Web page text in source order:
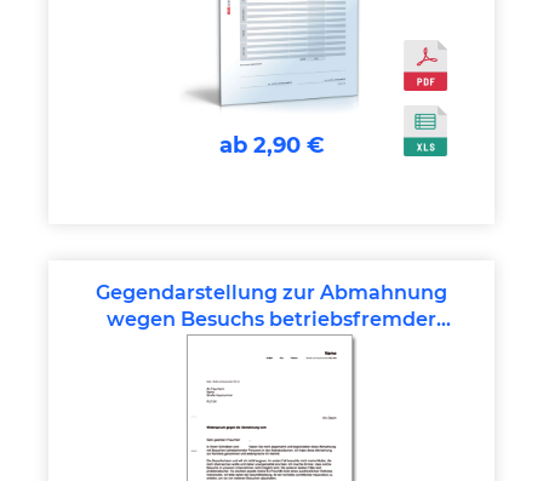
ab 2,90 €
Gegendarstellung zur Abmahnung
wegen Besuchs betriebsfremder